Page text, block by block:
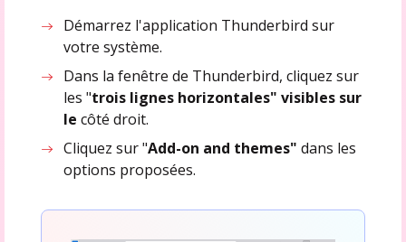
Démarrez l'application Thunderbird sur
votre système.
Dans la fenêtre de Thunderbird, cliquez sur
les "trois lignes horizontales" visibles sur
lecôté droit.
Cliquez sur "Add-on and themes"dans les
options proposées.